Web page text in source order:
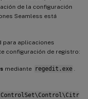
de la configuración
Seamless está
para aplicaciones
configuración de registro:
mediante regedit.exe